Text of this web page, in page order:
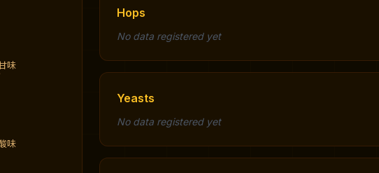
味
味
Hops
No data registered yet
Yeasts
No data registered yet